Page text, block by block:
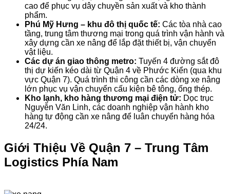
cao để phục vụ dây chuyền sản xuất và kho thành
phẩm.
Phú Mỹ Hưng – khu đô thị quốc tế: Các tòa nhà cao
tầng, trung tâm thương mại trong quá trình vận hành và
xây dựng cần xe nâng để lắp đặt thiết bị, vận chuyển
vật liệu.
Các dự án giao thông metro: Tuyến 4 đường sắt đô
thị dự kiến kéo dài từ Quận 4 về Phước Kiển (qua khu
vực Quận 7). Quá trình thi công cần các dòng xe nâng
lớn phục vụ vận chuyển cấu kiện bê tông, ống thép.
Kho lạnh, kho hàng thương mại điện tử: Dọc trục
Nguyễn Văn Linh, các doanh nghiệp vận hành kho
hàng tự động cần xe nâng để luân chuyển hàng hóa
24/24.
Giới Thiệu Về Quận 7 – Trung Tâm
Logistics Phía Nam